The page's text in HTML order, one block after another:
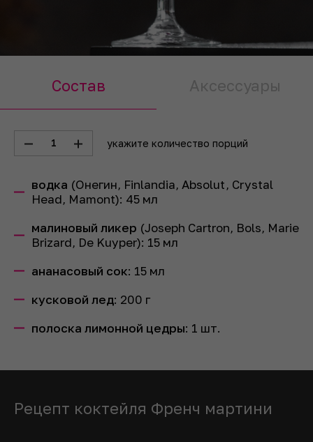
Состав Аксессуары
1 укажите количество порций
водка (Онегин, Finlandia, Absolut, Crystal
Head, Mamont): 45 мл
малиновый ликер (Joseph Cartron, Bols, Marie
Brizard, De Kuyper): 15 мл
ананасовый сок: 15 мл
кусковой лед: 200 г
полоска лимонной цедры: 1 шт.
Рецепт коктейля Френч мартини